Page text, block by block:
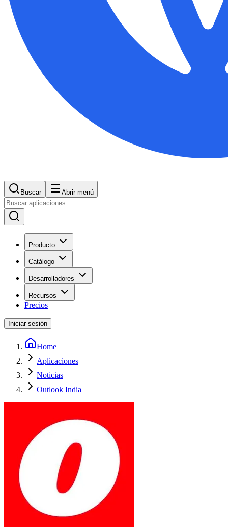
Buscar Abrir menú
Producto
Catálogo
Desarrolladores
Recursos
Precios
Iniciar sesión
Home
Aplicaciones
Noticias
Outlook India